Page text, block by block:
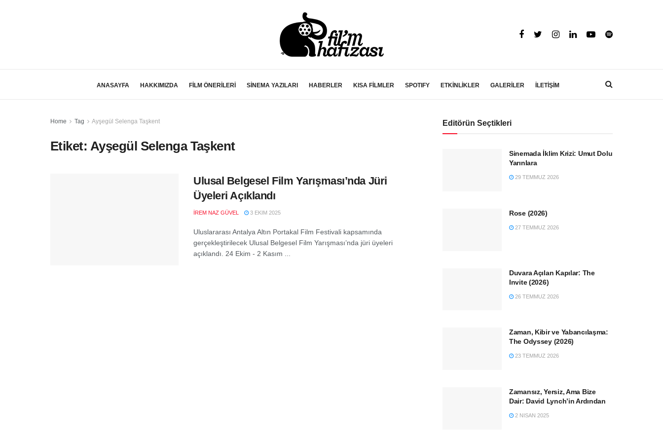
ANASAYFA HAKKIMIZDA FİLM ÖNERİLERİ SİNEMA YAZILARI HABERLER KISA FİLMLER SPOTIFY ETKİNLİKLER GALERİLER İLETİŞİM
Home Tag Ayşegül Selenga Taşkent
Etiket: Ayşegül Selenga Taşkent
Ulusal Belgesel Film Yarışması’nda Jüri
Üyeleri Açıklandı
İREM NAZ GÜVEL 3 EKIM 2025
Uluslararası Antalya Altın Portakal Film Festivali kapsamında
gerçekleştirilecek Ulusal Belgesel Film Yarışması’nda jüri üyeleri
açıklandı. 24 Ekim - 2 Kasım ...
Editörün Seçtikleri
Sinemada İklim Krizi: Umut Dolu
Yarınlara
29 TEMMUZ 2026
Rose (2026)
27 TEMMUZ 2026
Duvara Açılan Kapılar: The
Invite (2026)
26 TEMMUZ 2026
Zaman, Kibir ve Yabancılaşma:
The Odyssey (2026)
23 TEMMUZ 2026
Zamansız, Yersiz, Ama Bize
Dair: David Lynch’in Ardından
2 NISAN 2025